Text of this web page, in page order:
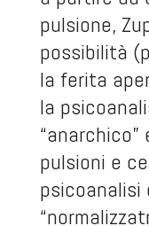
pulsione,
possibilità
la ferita
la
“anarchico”
pulsioni e
psicoanalisi